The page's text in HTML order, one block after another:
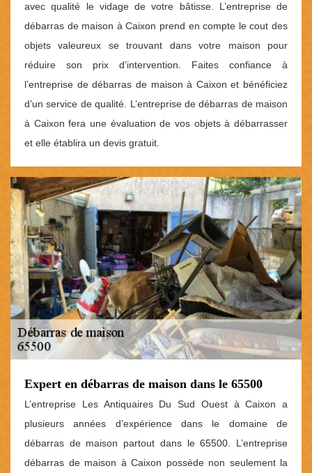
avec qualité le vidage de votre bâtisse. L’entreprise de
débarras de maison à Caixon prend en compte le cout des
objets valeureux se trouvant dans votre maison pour
réduire son prix d’intervention. Faites confiance à
l’entreprise de débarras de maison à Caixon et bénéficiez
d’un service de qualité. L’entreprise de débarras de maison
à Caixon fera une évaluation de vos objets à débarrasser
et elle établira un devis gratuit.
Expert en débarras de maison dans le 65500
L’entreprise Les Antiquaires Du Sud Ouest à Caixon a
plusieurs années d’expérience dans le domaine de
débarras de maison partout dans le 65500. L’entreprise
débarras de maison à Caixon possède non seulement la